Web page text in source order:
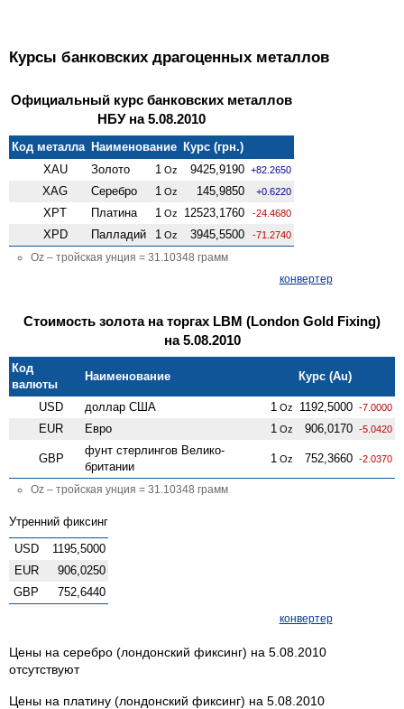
Курсы банковских драгоценных металлов
Официальный курс банковских металлов
НБУ на 5.08.2010
Код металла Наименование Курс (грн.)
XAU
Золото 1 Oz 9425,9190 +82.2650
XAG Серебро 1 Oz 145,9850 +0.6220
XPT Платина 1 Oz 12523,1760 -24.4680
XPD Палладий 1 Oz 3945,5500 -71.2740
Oz – тройская унция = 31.10348 грамм
конвертер
Стоимость золота на торгах LBM (London Gold Fixing)
на 5.08.2010
Код
валюты
Наименование Курс (Au)
USD доллар США 1 Oz 1192,5000 -7.0000
EUR Евро 1 Oz 906,0170 -5.0420
GBP
фунт стерлингов Велико­
британии
1 Oz 752,3660 -2.0370
Oz – тройская унция = 31.10348 грамм
Утренний фиксинг
USD
1195,5000
EUR
906,0250
GBP
752,6440
конвертер
Цены на серебро (лондонский фиксинг) на 5.08.2010
отсутствуют
Цены на платину (лондонский фиксинг) на 5.08.2010